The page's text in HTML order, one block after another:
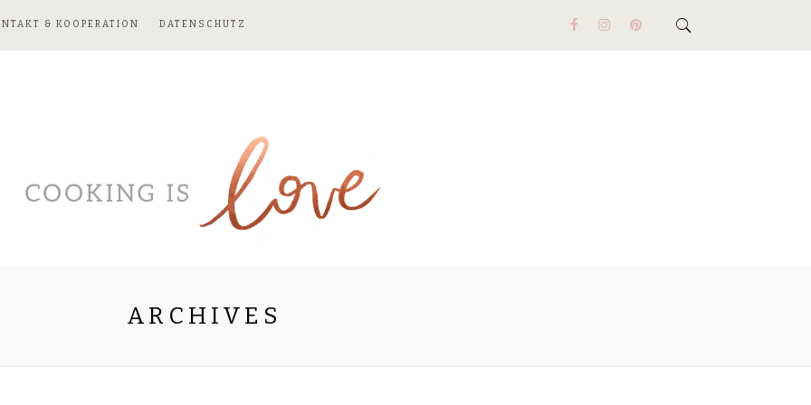
& KOOPERATION DATENSCHUTZ
ARCHIVES